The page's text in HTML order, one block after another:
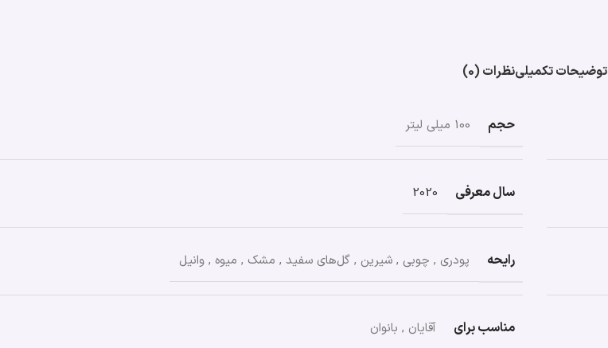
توضیحات تکمیلینظرات (0)
حجم 100 میلی لیتر
سال معرفی 2020
رایحه پودری , چوبی , شیرین , گل‌های سفید , مشک , میوه , وانیل
مناسب برای آقایان , بانوان